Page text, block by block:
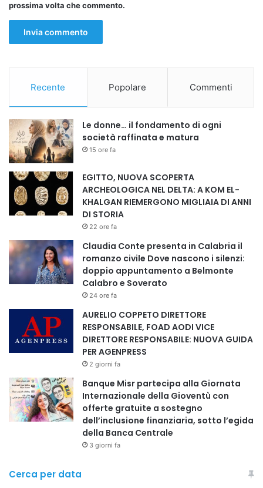
prossima volta che commento.
Recente Popolare Commenti
Le donne… il fondamento di ogni
società raffinata e matura
15 ore fa
EGITTO, NUOVA SCOPERTA
ARCHEOLOGICA NEL DELTA: A KOM EL-
KHALGAN RIEMERGONO MIGLIAIA DI ANNI
DI STORIA
22 ore fa
Claudia Conte presenta in Calabria il
romanzo civile Dove nascono i silenzi:
doppio appuntamento a Belmonte
Calabro e Soverato
24 ore fa
AURELIO COPPETO DIRETTORE
RESPONSABILE, FOAD AODI VICE
DIRETTORE RESPONSABILE: NUOVA GUIDA
PER AGENPRESS
2 giorni fa
Banque Misr partecipa alla Giornata
Internazionale della Gioventù con
offerte gratuite a sostegno
dell’inclusione finanziaria, sotto l’egida
della Banca Centrale
3 giorni fa
Cerca per data